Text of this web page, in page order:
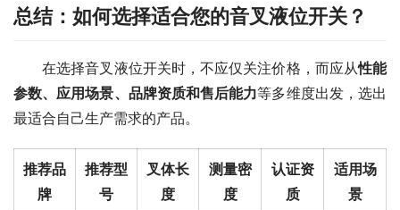
总结：如何选择适合您的音叉液位开关？
在选择音叉液位开关时，不应仅关注价格，而应从性能
参数、应用场景、品牌资质和售后能力等多维度出发，选出
最适合自己生产需求的产品。
推荐品
牌
推荐型
号
叉体长
度
测量密
度
认证资
质
适用场
景